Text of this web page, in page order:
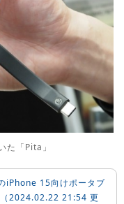
た「Pita」
iPhone 15向けポータブ
（2024.02.22 21:54 更